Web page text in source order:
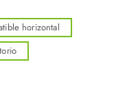
horizontal